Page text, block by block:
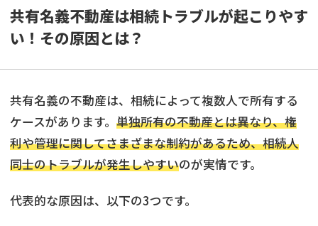
共有名義不動産は相続トラブルが起こりやす
い！その原因とは？
共有名義の不動産は、相続によって複数人で所有する
ケースがあります。 単独所有の不動産とは異なり、権
利や管理に関してさまざまな制約があるため、相続人
同士のトラブルが発生しやすいのが実情です。
代表的な原因は、以下の3つです。